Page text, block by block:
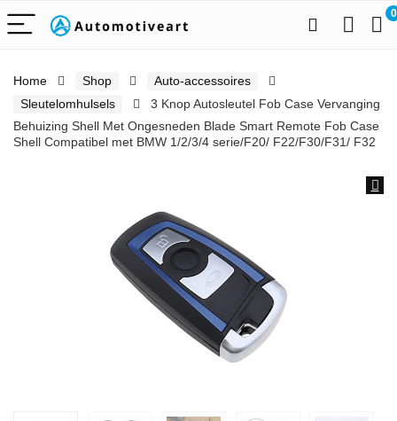
0
Home Shop
Auto-accessoires
Sleutelomhulsels
3 Knop Autosleutel Fob Case Vervanging
Behuizing Shell Met Ongesneden Blade Smart Remote Fob Case
Shell Compatibel met BMW 1/2/3/4 serie/F20/ F22/F30/F31/ F32